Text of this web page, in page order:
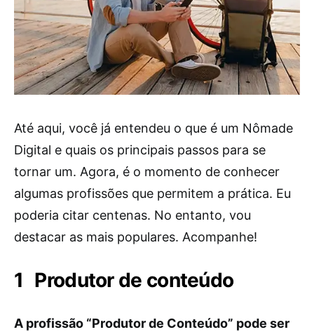
Até aqui, você já entendeu o que é um Nômade
Digital e quais os principais passos para se
tornar um. Agora, é o momento de conhecer
algumas profissões que permitem a prática. Eu
poderia citar centenas. No entanto, vou
destacar as mais populares. Acompanhe!
Produtor de conteúdo
A profissão “Produtor de Conteúdo” pode ser